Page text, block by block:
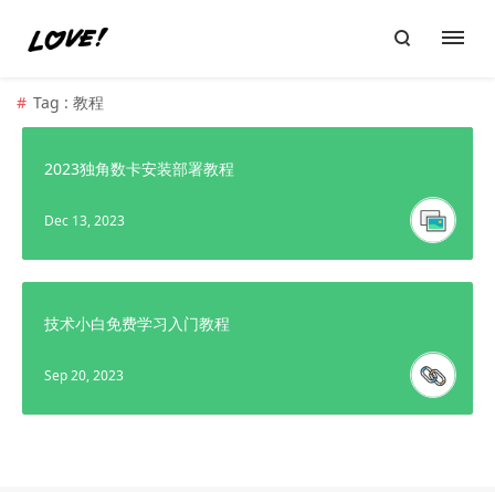
Tag : 教程
2023独角数卡安装部署教程
Dec 13, 2023
技术小白免费学习入门教程
Sep 20, 2023